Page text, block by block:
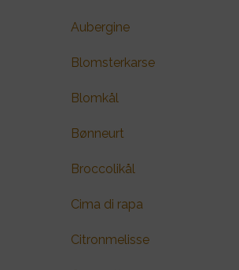
Aubergine
Blomsterkarse
Blomkål
Bønneurt
Broccolikål
Cima di rapa
Citronmelisse